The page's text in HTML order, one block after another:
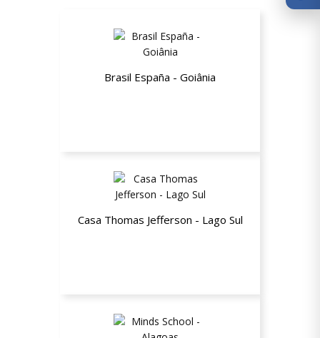
Brasil España - Goiânia
Casa Thomas Jefferson - Lago Sul